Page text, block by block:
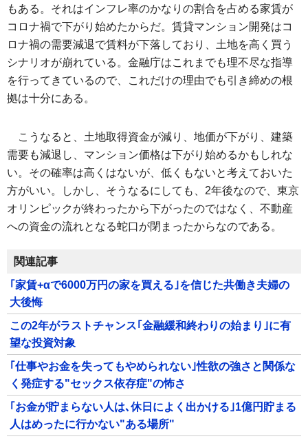
もある。それはインフレ率のかなりの割合を占める家賃が
コロナ禍で下がり始めたからだ。賃貸マンション開発はコ
ロナ禍の需要減退で賃料が下落しており、土地を高く買う
シナリオが崩れている。金融庁はこれまでも理不尽な指導
を行ってきているので、これだけの理由でも引き締めの根
拠は十分にある。
こうなると、土地取得資金が減り、地価が下がり、建築
需要も減退し、マンション価格は下がり始めるかもしれな
い。その確率は高くはないが、低くもないと考えておいた
方がいい。しかし、そうなるにしても、2年後なので、東京
オリンピックが終わったから下がったのではなく、不動産
への資金の流れとなる蛇口が閉まったからなのである。
関連記事
｢家賃+αで6000万円の家を買える｣を信じた共働き夫婦の
大後悔
この2年がラストチャンス｢金融緩和終わりの始まり｣に有
望な投資対象
｢仕事やお金を失ってもやめられない｣性欲の強さと関係な
く発症する"セックス依存症"の怖さ
｢お金が貯まらない人は､休日によく出かける｣1億円貯まる
人はめったに行かない"ある場所"